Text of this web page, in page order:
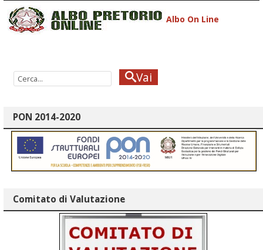
Albo On Line
Vai
PON 2014-2020
Comitato di Valutazione